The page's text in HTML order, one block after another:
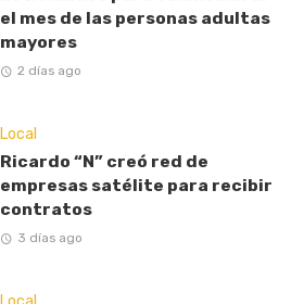
el mes de las personas adultas
mayores
2 días ago
Local
Ricardo “N” creó red de
empresas satélite para recibir
contratos
3 días ago